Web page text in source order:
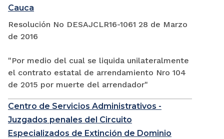
Cauca
Resolución No DESAJCLR16-1061 28 de Marzo
de 2016
"Por medio del cual se liquida unilateralmente
el contrato estatal de arrendamiento Nro 104
de 2015 por muerte del arrendador"
Centro de Servicios Administrativos -
Juzgados penales del Circuito
Especializados de Extinción de Dominio